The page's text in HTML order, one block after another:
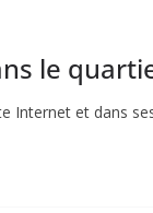
le
Internet et dans